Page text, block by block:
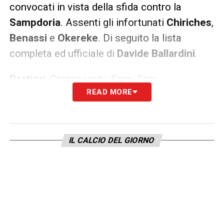
convocati in vista della sfida contro la
Sampdoria. Assenti gli infortunati Chiriches,
Benassi e Okereke. Di seguito la lista
completa ed ufficiale di Davide Ballardini.
Portieri : Carnesecchi, Saro, Sarr.
: Aiwu, Bianchetti, Ferrari, Ghiglione,
Vasquez.
Centrocampisti: Castagnetti, Galdames,
READ MORE
IL CALCIO DEL GIORNO